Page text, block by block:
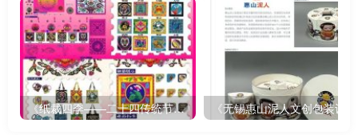
《纸裁四季——二十四传统节气文创设计》 《无锡惠山泥人文创包装设